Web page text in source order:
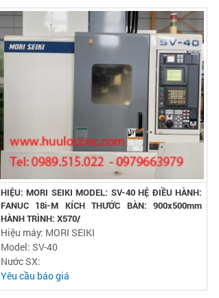
HIỆU: MORI SEIKI MODEL: SV-40 HỆ ĐIỀU HÀNH:
FANUC 18i-M KÍCH THƯỚC BÀN: 900x500mm
HÀNH TRÌNH: X570/
Hiệu máy: MORI SEIKI
Model: SV-40
Nước SX:
Yêu cầu báo giá